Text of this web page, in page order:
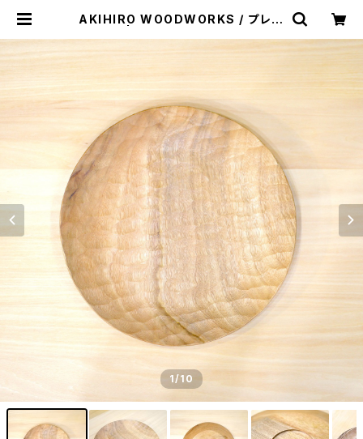
AKIHIRO WOODWORKS / プレー
1/10